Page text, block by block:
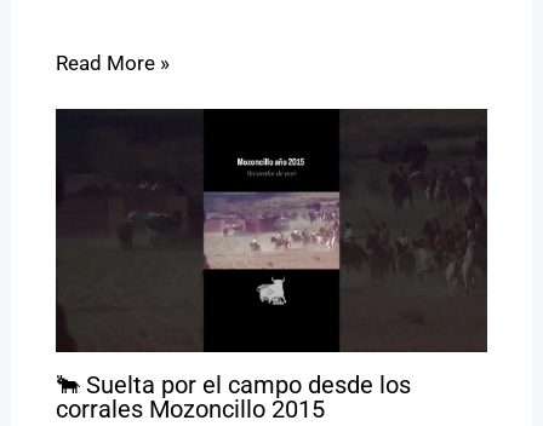
Read More »
🐂 Suelta por el campo desde los
corrales Mozoncillo 2015